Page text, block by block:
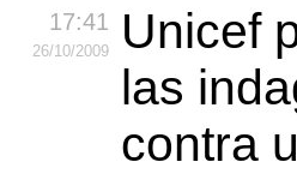
17:41
26/10/2009
Unicef
las
contra